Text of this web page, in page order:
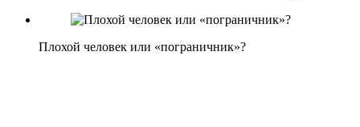
Плохой человек или «пограничник»?